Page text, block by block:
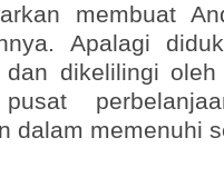
membuat
Apalagi
dikelilingi
dalam memenuhi